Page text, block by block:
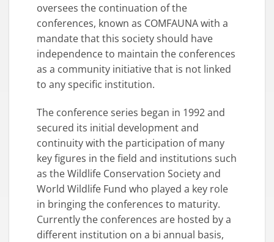
oversees the continuation of the
conferences, known as COMFAUNA with a
mandate that this society should have
independence to maintain the conferences
as a community initiative that is not linked
to any specific institution.
The conference series began in 1992 and
secured its initial development and
continuity with the participation of many
key figures in the field and institutions such
as the Wildlife Conservation Society and
World Wildlife Fund who played a key role
in bringing the conferences to maturity.
Currently the conferences are hosted by a
different institution on a bi annual basis,